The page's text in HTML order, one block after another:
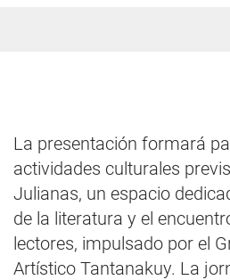
La presentación formará
actividades culturales
Julianas, un espacio
de la literatura y el
lectores, impulsado por el
Artístico Tantanakuy. La